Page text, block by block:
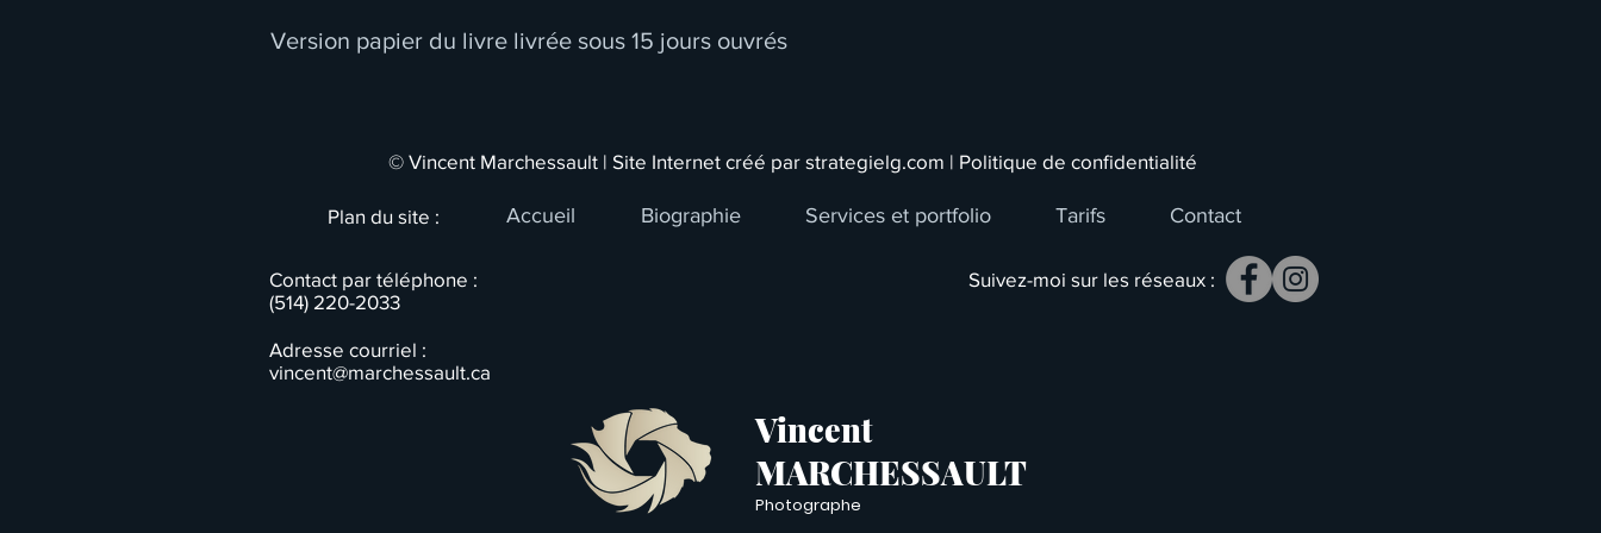
Version papier du livre livrée sous 15 jours ouvrés
© Vincent Marchessault | Site Internet créé par strategielg.com | Politique de confidentialité
Plan du site : Accueil Biographie Services et portfolio Tarifs Contact
Contact par téléphone :
(514) 220-2033
Suivez-moi sur les réseaux :
Adresse courriel :
vincent@marchessault.ca
Vincent
MARCHESSAULT
Photographe